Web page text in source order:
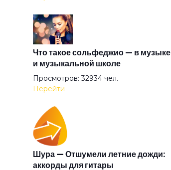
Ночь
Осень
Первая любовь
Птичка
Что такое сольфеджио — в музыке
и музыкальной школе
Просмотров: 32934 чел.
Перейти
Шура — Отшумели летние дожди:
аккорды для гитары